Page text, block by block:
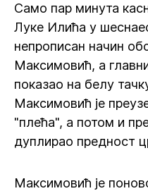
Само пар минута
Луке Илића у
непрописан начин
Максимовић, а
показао на белу
Максимовић је
"плећа", а потом и
дуплирао предност
Максимовић је